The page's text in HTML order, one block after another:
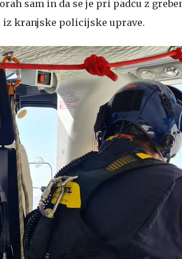
sam in da se je pri padcu z
kranjske policijske uprave.